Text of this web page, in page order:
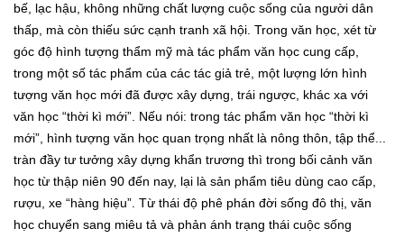
bế, lạc hậu, không những chất lượng cuộc sống của người dân
thấp, mà còn thiếu sức cạnh tranh xã hội. Trong văn học, xét từ
góc độ hình tượng thẩm mỹ mà tác phẩm văn học cung cấp,
trong một số tác phẩm của các tác giả trẻ, một lượng lớn hình
tượng văn học mới đã được xây dựng, trái ngược, khác xa với
văn học “thời kì mới”. Nếu nói: trong tác phẩm văn học “thời kì
mới”, hình tượng văn học quan trọng nhất là nông thôn, tập thể...
tràn đầy tư tưởng xây dựng khẩn trương thì trong bối cảnh văn
học từ thập niên 90 đến nay, lại là sản phẩm tiêu dùng cao cấp,
rượu, xe “hàng hiệu”. Từ thái độ phê phán đời sống đô thị, văn
học chuyển sang miêu tả và phản ánh trạng thái cuộc sống